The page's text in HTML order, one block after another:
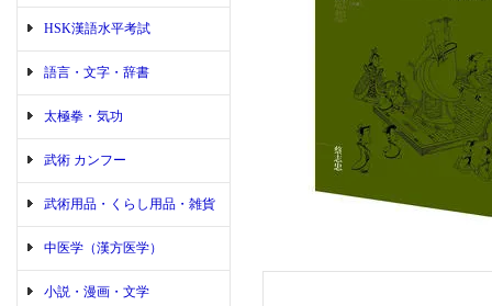
HSK漢語水平考試
語言・文字・辞書
太極拳・気功
武術 カンフー
武術用品・くらし用品・雑貨
中医学（漢方医学）
小説・漫画・文学